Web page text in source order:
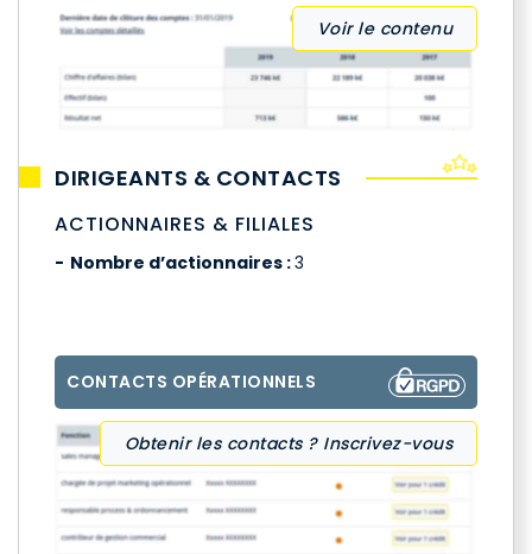
Voir le contenu
DIRIGEANTS & CONTACTS
ACTIONNAIRES & FILIALES
Nombre d’actionnaires :3
CONTACTS OPÉRATIONNELS
Obtenir les contacts ? Inscrivez-vous